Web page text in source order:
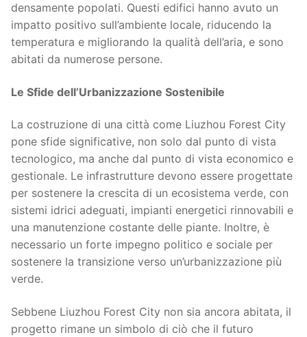
densamente popolati. Questi edifici hanno avuto un
impatto positivo sull’ambiente locale, riducendo la
temperatura e migliorando la qualità dell’aria, e sono
abitati da numerose persone.
Le Sfide dell’Urbanizzazione Sostenibile
La costruzione di una città come Liuzhou Forest City
pone sfide significative, non solo dal punto di vista
tecnologico, ma anche dal punto di vista economico e
gestionale. Le infrastrutture devono essere progettate
per sostenere la crescita di un ecosistema verde, con
sistemi idrici adeguati, impianti energetici rinnovabili e
una manutenzione costante delle piante. Inoltre, è
necessario un forte impegno politico e sociale per
sostenere la transizione verso un’urbanizzazione più
verde.
Sebbene Liuzhou Forest City non sia ancora abitata, il
progetto rimane un simbolo di ciò che il futuro